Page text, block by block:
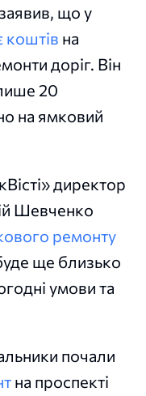
що у
коштів на
доріг. Він
20
на ямковий
директор
Шевченко
ремонту
ще близько
умови та
почали
на проспекті